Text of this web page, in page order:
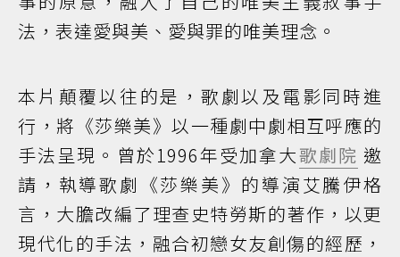
法，表達愛與美、愛與罪的唯美理念。
本片顛覆以往的是，歌劇以及電影同時進
行，將《莎樂美》以一種劇中劇相互呼應的
手法呈現。曾於1996年受加拿大歌劇院 邀
請，執導歌劇《莎樂美》的導演艾騰伊格
言，大膽改編了理查史特勞斯的著作，以更
現代化的手法，融合初戀女友創傷的經歷，